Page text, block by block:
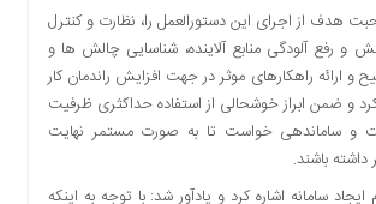
هدف از اجرای این دستورالعمل را، نظارت و کنترل
و رفع آلودگی منابع آلاینده، شناسایی چالش ها و
و ارائه راهکارهای موثر در جهت افزایش راندمان کار
و ضمن ابراز خوشحالی از استفاده حداکثری ظرفیت
و ساماندهی خواست تا به صورت مستمر نهایت
داشته باشند.
سامانه اشاره کرد و یادآور شد: با توجه به اینکه